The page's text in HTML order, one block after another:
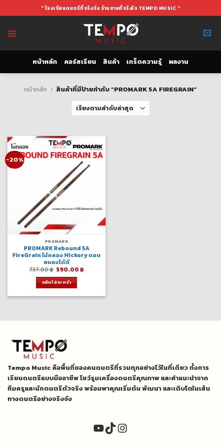
to
" โรงเรียนดนตรีที่จริงจัง ร้านขายที่จริงใจ TEMPO MUSIC "
หน้าหลัก คอร์สเรียน สินค้า เกร็ดความรู้ ผลงาน
หน้าหลัก / สินค้าที่มีป้ายกำกับ “PROMARK 5A FIREGRAIN”
-20%
PROMARK
PROMARK Rebound 5A
FireGrain ไม้กลอง Hickory ตอบ
สนองได้ดี
737.00฿ Original
was:
737.00 ฿.
590.00 ฿Current
หยิบใส่ตะกร้า
Tempo Music คือพื้นที่ของคนดนตรีที่รวมทุกอย่างไว้ในที่เดียว ทั้งการ
เรียนดนตรีแบบมืออาชีพ โชว์รูมเครื่องดนตรีคุณภาพ และคำแนะนำจาก
ทีมครูและนักดนตรีตัวจริง พร้อมพาคุณเริ่มต้น พัฒนา และเติบโตในเส้น
ทางดนตรีอย่างจริงจัง
YouTube
TikTok
Instagram